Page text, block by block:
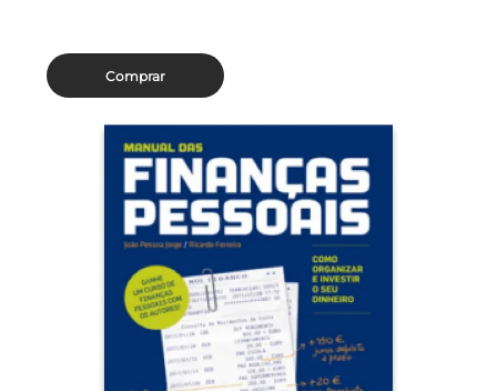
Comprar